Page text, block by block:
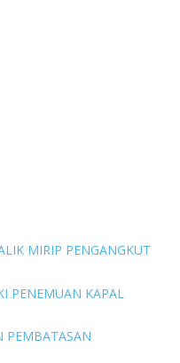
MIRIP PENGANGKUT
PENEMUAN KAPAL
PEMBATASAN